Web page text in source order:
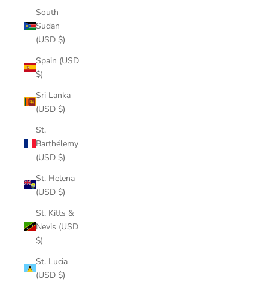
South
Sudan
(USD $)
Spain (USD
$)
Sri Lanka
(USD $)
St.
Barthélemy
(USD $)
St. Helena
(USD $)
St. Kitts &
Nevis (USD
$)
St. Lucia
(USD $)